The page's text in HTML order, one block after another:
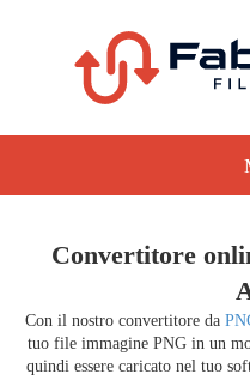
Convertitore
Con il nostro convertitore da
tuo file immagine PNG in un
quindi essere caricato nel tuo